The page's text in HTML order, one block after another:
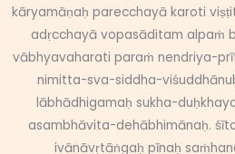
kāryamāṇaḥ parecchayā karoti
adṛcchayā vopasāditam alpaṁ
vābhyavaharati paraṁ nendriya-
nimitta-sva-siddha-
lābhādhigamaḥ sukha-
asambhāvita-dehābhimānaḥ.
ivānāvṛtāṅgaḥ pīnaḥ